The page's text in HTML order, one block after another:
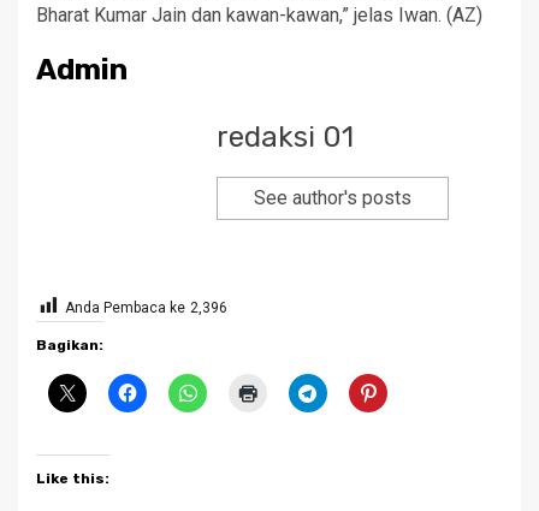
Bharat Kumar Jain dan kawan-kawan,” jelas Iwan. (AZ)
Admin
redaksi 01
See author's posts
Anda Pembaca ke 2,396
Bagikan:
Like this: